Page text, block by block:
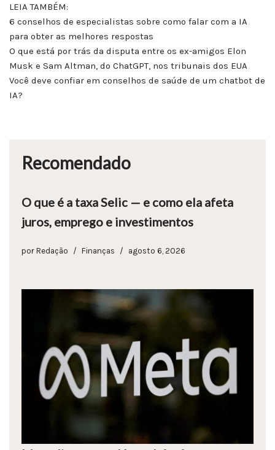
LEIA TAMBÉM:
6 conselhos de especialistas sobre como falar com a IA
para obter as melhores respostas
O que está por trás da disputa entre os ex-amigos Elon
Musk e Sam Altman, do ChatGPT, nos tribunais dos EUA
Você deve confiar em conselhos de saúde de um chatbot de
IA?
Recomendado
O que é a taxa Selic — e como ela afeta
juros, emprego e investimentos
por Redação Finanças agosto 6, 2026